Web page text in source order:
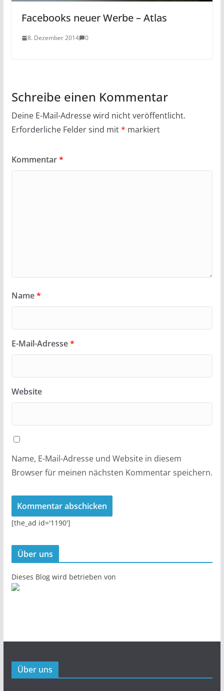
Facebooks neuer Werbe – Atlas
8. Dezember 2014 0
Schreibe einen Kommentar
Deine E-Mail-Adresse wird nicht veröffentlicht.
Erforderliche Felder sind mit* markiert
Kommentar*
Name*
E-Mail-Adresse*
Website
Name, E-Mail-Adresse und Website in diesem
Browser für meinen nächsten Kommentar speichern.
[the_ad id='1190']
Über uns
Dieses Blog wird betrieben von
Über uns